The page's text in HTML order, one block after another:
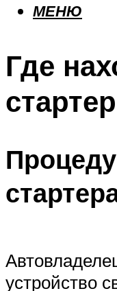
МЕНЮ
Где
устройство